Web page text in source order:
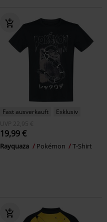
Fast ausverkauft
Exklusiv
UVP
22,95 €
19,99 €
Rayquaza Pokémon T-Shirt